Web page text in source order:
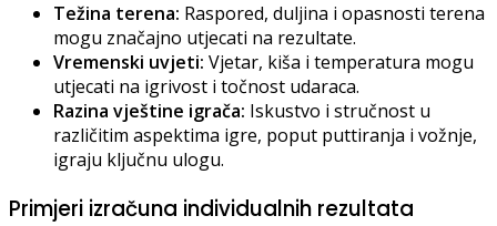
Težina terena: Raspored, duljina i opasnosti terena
mogu značajno utjecati na rezultate.
Vremenski uvjeti: Vjetar, kiša i temperatura mogu
utjecati na igrivost i točnost udaraca.
Razina vještine igrača: Iskustvo i stručnost u
različitim aspektima igre, poput puttiranja i vožnje,
igraju ključnu ulogu.
Primjeri izračuna individualnih rezultata